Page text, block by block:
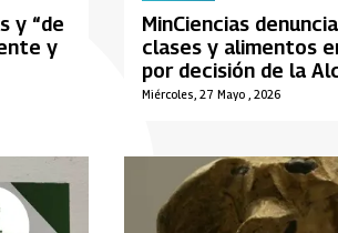
y “de
y
Miércoles, 27 Mayo , 2026
MinCiencias
clases y alimentos
por decisión de la
en medio de